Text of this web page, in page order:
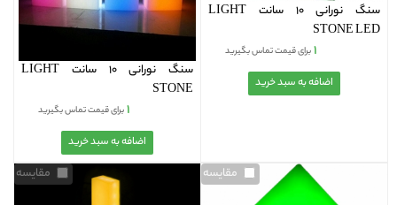
سنگ نورانی 10 سانت LIGHT
STONE LED
۱برای قیمت تماس بگیرید
سنگ نورانی 10 سانت LIGHT
STONE
۱برای قیمت تماس بگیرید
مقایسه مقایسه